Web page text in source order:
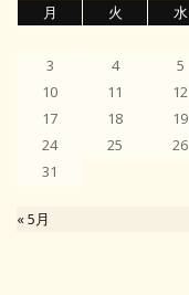
月 火 水
3
4 5
10
11 12
17
18 19
24
25 26
31
« 5月